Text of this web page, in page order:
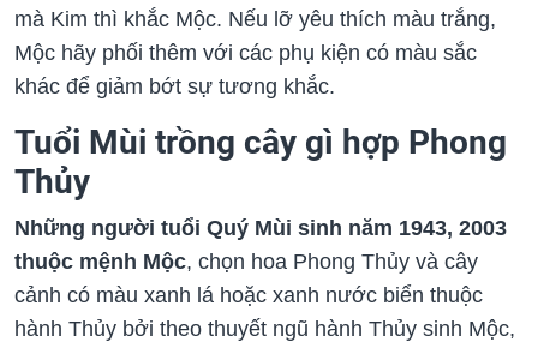
mà Kim thì khắc Mộc. Nếu lỡ yêu thích màu trắng,
Mộc hãy phối thêm với các phụ kiện có màu sắc
khác để giảm bớt sự tương khắc.
Tuổi Mùi trồng cây gì hợp Phong
Thủy
Những người tuổi Quý Mùi sinh năm 1943, 2003
thuộc mệnh Mộc, chọn hoa Phong Thủy và cây
cảnh có màu xanh lá hoặc xanh nước biển thuộc
hành Thủy bởi theo thuyết ngũ hành Thủy sinh Mộc,